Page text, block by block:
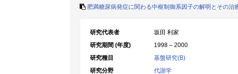
肥満糖尿病発症に関わる中枢制御系因子の解明とその治
研究代表者
坂田 利家
研究期間 (年度)
1998 – 2000
研究種目
基盤研究(B)
研究分野
代謝学